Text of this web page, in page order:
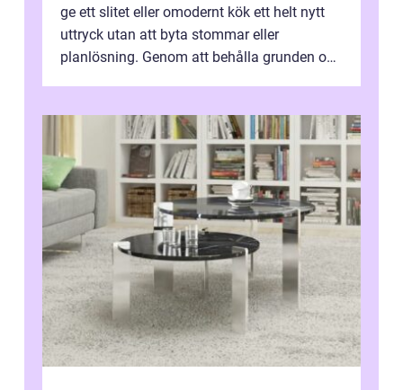
ge ett slitet eller omodernt kök ett helt nytt
uttryck utan att byta stommar eller
planlösning. Genom att behålla grunden och